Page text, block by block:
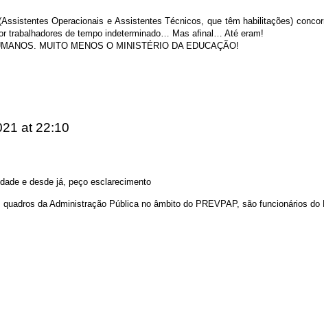
Operacionais e Assistentes Técnicos, que têm habilitações)
trabalhadores de tempo indeterminado… Mas afinal… Até eram!
MUITO MENOS O MINISTÉRIO DA EDUCAÇÃO!
at 22:10
e desde já, peço esclarecimento
da Administração Pública no âmbito do PREVPAP, são funcionários do